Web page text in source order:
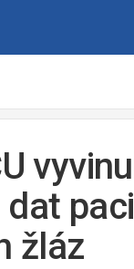
žláz